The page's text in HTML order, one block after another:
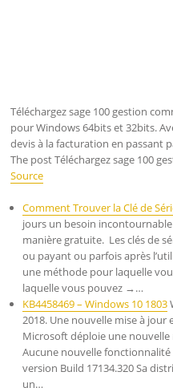
Téléchargez sage 100 gestion
pour Windows 64bits et 32bits.
devis à la facturation en passant
The post Téléchargez sage 100
Source
Comment Trouver la Clé de
jours un besoin incontournable
manière gratuite. Les clés de
ou payant ou parfois après
une méthode pour laquelle
laquelle vous pouvez →…
KB4458469 – Windows 10 1803
2018. Une nouvelle mise à
Microsoft déploie une nouvelle
Aucune nouvelle fonctionnalité
version Build 17134.320 Sa
un…